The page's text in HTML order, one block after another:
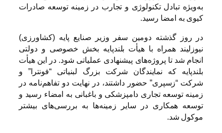
به‌ویژه تبادل تکنولوژی و تجارب در زمینه توسعه صادرات
کیوی به امضا رسید.
در روز گذشته دومین سفر وزیر صنایع پایه (کشاورزی)
نیوزلیند همراه با هیأت بلندپایه بخش خصوصی و دولتی
انجام شد تا پروژه‌های پیشنهادی عملیاتی شود. در این هیأت
بلندپایه که نمایندگان شرکت بزرگ لبنیاتی “فونترا” و
شرکت “زسپری” حضور داشتند، در نهایت دو تفاهم‌نامه در
زمینه توسعه تجاری دامپزشکی و باغبانی به امضاء رسید و
توسعه همکاری در سایر زمینه‌ها به بررسی‌های بیشتر
موکول شد.